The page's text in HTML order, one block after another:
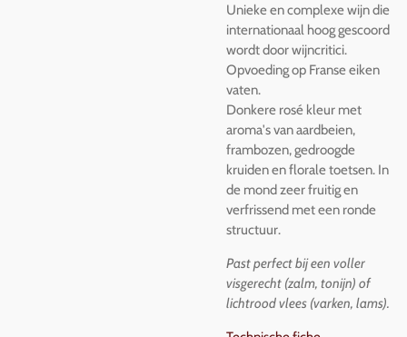
Unieke en complexe wijn die
internationaal hoog gescoord
wordt door wijncritici.
Opvoeding op Franse eiken
vaten.
Donkere rosé kleur met
aroma's van aardbeien,
frambozen, gedroogde
kruiden en florale toetsen. In
de mond zeer fruitig en
verfrissend met een ronde
structuur.
Past perfect bij een voller
visgerecht (zalm, tonijn) of
lichtrood vlees (varken, lams).